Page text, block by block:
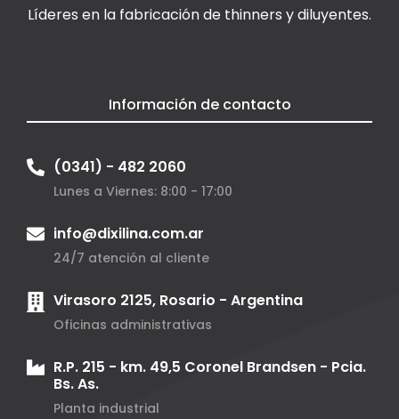
Líderes en la fabricación de thinners y diluyentes.
Información de contacto
(0341) - 482 2060
Lunes a Viernes: 8:00 - 17:00
info@dixilina.com.ar
24/7 atención al cliente
Virasoro 2125, Rosario - Argentina
Oficinas administrativas
R.P. 215 - km. 49,5 Coronel Brandsen - Pcia.
Bs. As.
Planta industrial